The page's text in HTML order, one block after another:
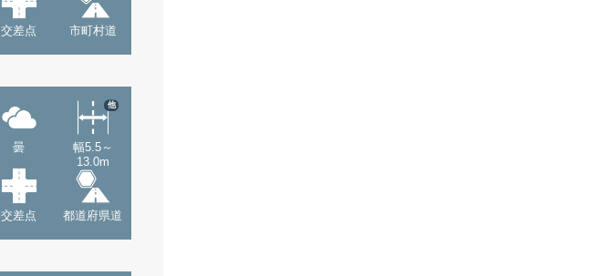
交差点 市町村道
曇
幅5.5～
13.0m
他
交差点 都道府県道